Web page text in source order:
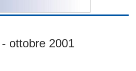
ottobre 2001